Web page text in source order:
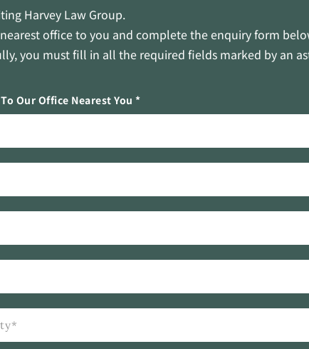
Harvey Law Group.
office to you and complete the enquiry form
you must fill in all the required fields marked by an
Our Office Nearest You *